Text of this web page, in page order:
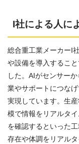
I社による人に
総合重工業メーカーI
や設備を導入するこ
した。AIがセンサー
業やサポートにつな
実現しています。生
模で情報をリアルタ
を確認するといった
存在や体調をリアル